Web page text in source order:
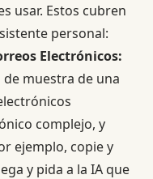
usar. Estos cubren
personal:
Electrónicos:
muestra de una
complejo, y
ejemplo, copie y
y pida a la IA que